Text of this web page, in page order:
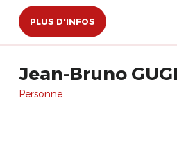
PLUS D'INFOS
Jean-Bruno
Personne